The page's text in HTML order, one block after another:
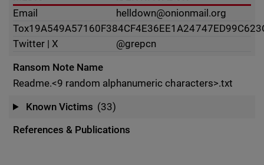
Email
helldown@onionmail.org
Tox
Twitter | X
@grepcn
Ransom Note Name
Readme.<9 random alphanumeric characters>.txt
Known Victims (33)
References & Publications